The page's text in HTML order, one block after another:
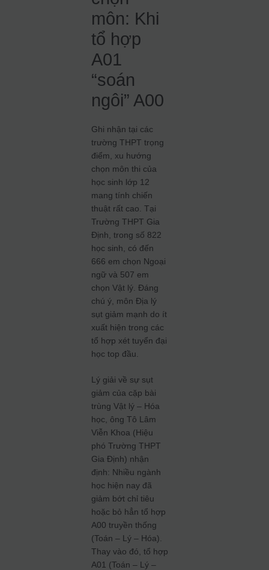
môn: Khi
tổ hợp
A01
“soán
ngôi” A00
Ghi nhận tại các
trường THPT trọng
điểm, xu hướng
chọn môn thi của
học sinh lớp 12
mang tính chiến
thuật rất cao. Tại
Trường THPT Gia
Định, trong số 822
học sinh, có đến
666 em chọn Ngoại
ngữ và 507 em
chọn Vật lý. Đáng
chú ý, môn Địa lý
sụt giảm mạnh do ít
xuất hiện trong các
tổ hợp xét tuyển đại
học top đầu.
Lý giải về sự sụt
giảm của cặp bài
trùng Vật lý – Hóa
học, ông Tô Lâm
Viễn Khoa (Hiệu
phó Trường THPT
Gia Định) nhận
định: Nhiều ngành
học hiện nay đã
giảm bớt chỉ tiêu
hoặc bỏ hẳn tổ hợp
A00 truyền thống
(Toán – Lý – Hóa).
Thay vào đó, tổ hợp
A01 (Toán – Lý –